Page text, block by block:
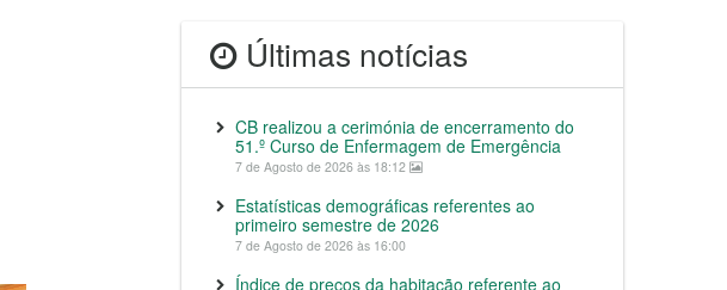
Últimas notícias
CB realizou a cerimónia de encerramento do
51.º Curso de Enfermagem de Emergência
7 de Agosto de 2026 às 18:12
Estatísticas demográficas referentes ao
primeiro semestre de 2026
7 de Agosto de 2026 às 16:00
Índice de preços da habitação referente ao